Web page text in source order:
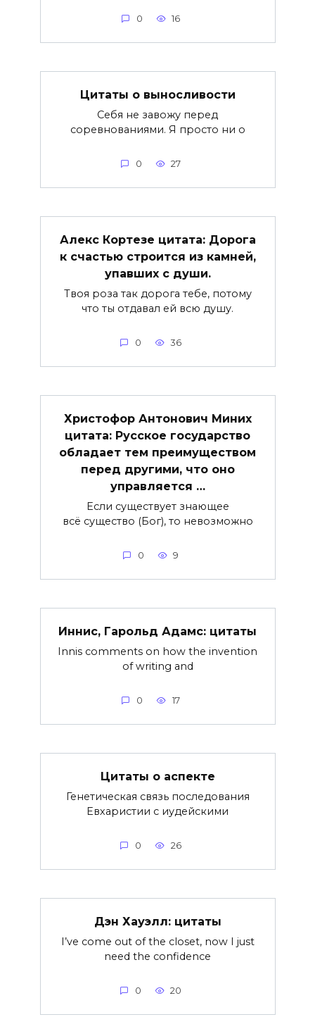
0 16
Цитаты о выносливости
Себя не завожу перед
соревнованиями. Я просто ни о
0 27
Алекс Кортезе цитата: Дорога
к счастью строится из камней,
упавших с души.
Твоя роза так дорога тебе, потому
что ты отдавал ей всю душу.
0 36
Христофор Антонович Миних
цитата: Русское государство
обладает тем преимуществом
перед другими, что оно
управляется …
Если существует знающее
всё существо (Бог), то невозможно
0 9
Иннис, Гарольд Адамс: цитаты
Innis comments on how the invention
of writing and
0 17
Цитаты о аспекте
Генетическая связь последования
Евхаристии с иудейскими
0 26
Дэн Хауэлл: цитаты
I’ve come out of the closet, now I just
need the confidence
0 20